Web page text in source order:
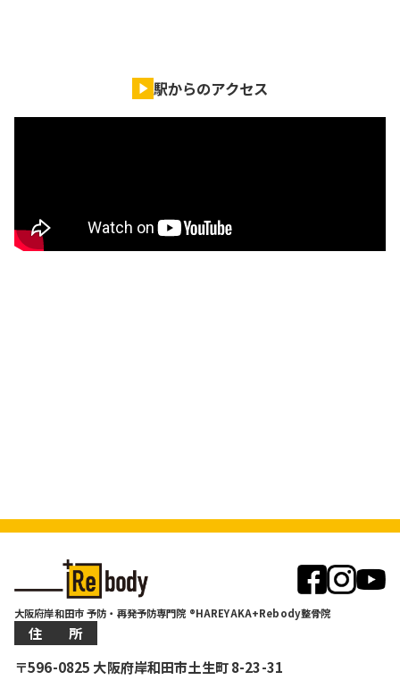
駅からのアクセス
大阪府岸和田市 予防・再発予防専門院 ®HAREYAKA+Rebody整骨院
住 所
〒596-0825 大阪府岸和田市土生町 8-23-31